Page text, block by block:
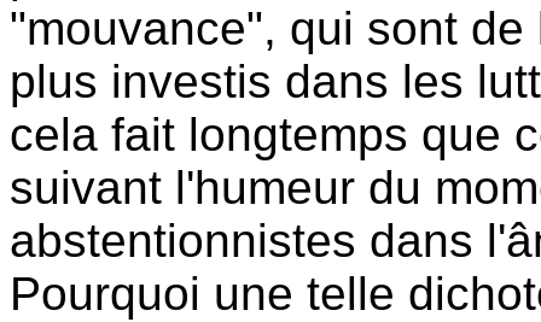
"mouvance", qui sont
plus investis dans les
cela fait longtemps que
suivant l'humeur du
abstentionnistes dans
Pourquoi une telle